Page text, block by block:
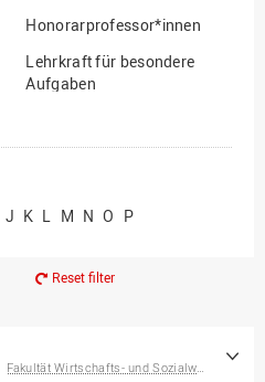
Honorarprofessor*innen
Lehrkraft für besondere
Aufgaben
Professor*innen im
J K L M N O P
Reset filter